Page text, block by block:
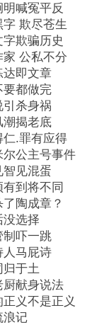
喊冤平反
欺尽苍生
欺骗历史
家 公私不分
达即文章
要都做完
引杀身祸
潮揭老底
仁.罪有应得
尔公主号事件
智见混蛋
到将不同
陶成章？
没选择
制吓一跳
人马屁诗
归于土
厨献身说法
义不是正义
浪记